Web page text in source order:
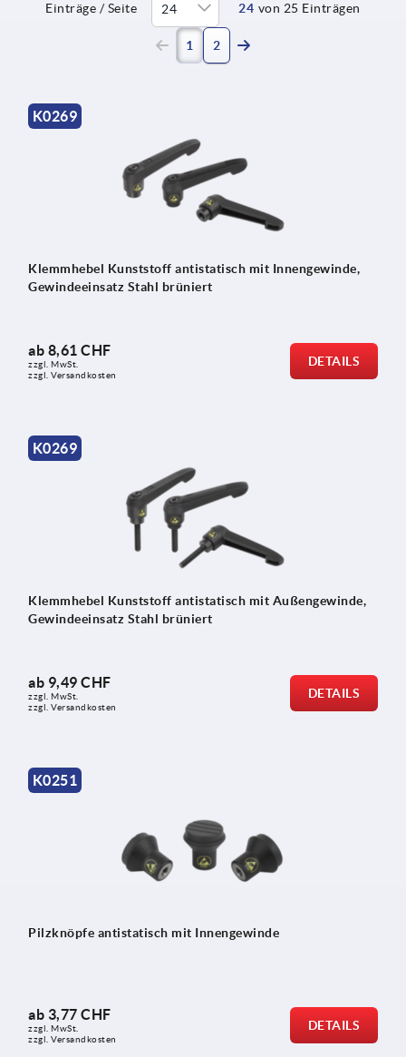
Einträge / Seite 24 von 25 Einträgen
1 (current)
2
K0269
Klemmhebel Kunststoff antistatisch mit Innengewinde,
Gewindeeinsatz Stahl brüniert
ab 8,61 CHF
zzgl. MwSt.
zzgl. Versandkosten
DETAILS
K0269
Klemmhebel Kunststoff antistatisch mit Außengewinde,
Gewindeeinsatz Stahl brüniert
ab 9,49 CHF
zzgl. MwSt.
zzgl. Versandkosten
DETAILS
K0251
Pilzknöpfe antistatisch mit Innengewinde
ab 3,77 CHF
zzgl. MwSt.
zzgl. Versandkosten
DETAILS